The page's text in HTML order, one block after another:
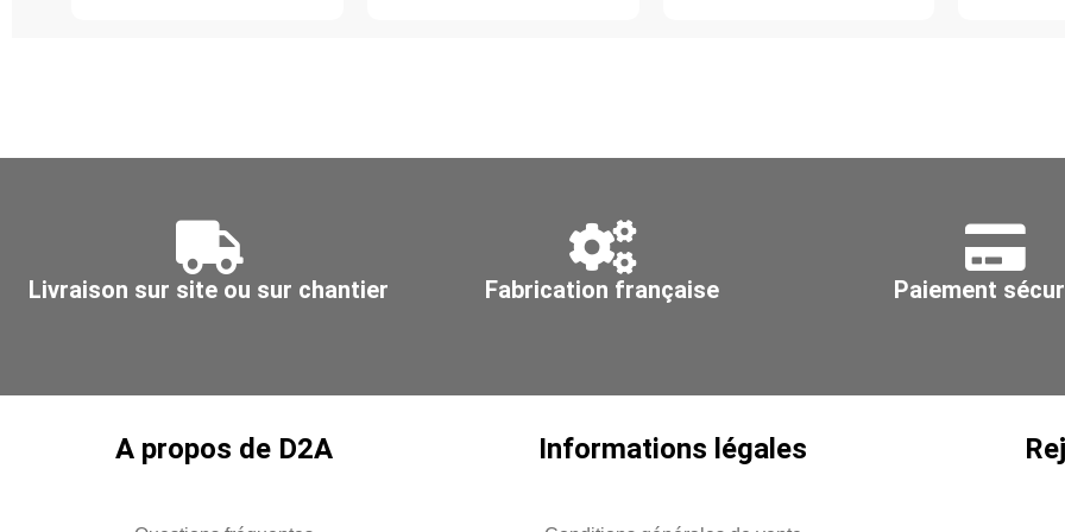
Livraison sur site ou sur chantier Fabrication française Paiement
A propos de D2A Informations légales